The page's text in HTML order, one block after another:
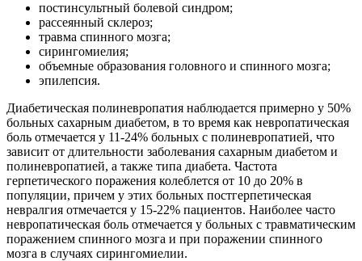
постинсультный болевой синдром;
рассеянный склероз;
травма спинного мозга;
сирингомиелия;
объемные образования головного и спинного мозга;
эпилепсия.
Диабетическая полиневропатия наблюдается примерно у 50%
больных сахарным диабетом, в то время как невропатическая
боль отмечается у 11-24% больных с полиневропатией, что
зависит от длительности заболевания сахарным диабетом и
полиневропатией, а также типа диабета. Частота
герпетического поражения колеблется от 10 до 20% в
популяции, причем у этих больных постгерпетическая
невралгия отмечается у 15-22% пациентов. Наиболее часто
невропатическая боль отмечается у больных с травматическим
поражением спинного мозга и при поражении спинного
мозга в случаях сирингомиелии.